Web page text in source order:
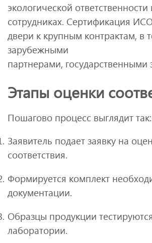
экологической ответственности
сотрудниках. Сертификация
двери к крупным контрактам, в
зарубежными
партнерами, государственными
Этапы оценки
Пошагово процесс выглядит так:
Заявитель подает заявку на
соответствия.
Формируется комплект
документации.
Образцы продукции
лаборатории.